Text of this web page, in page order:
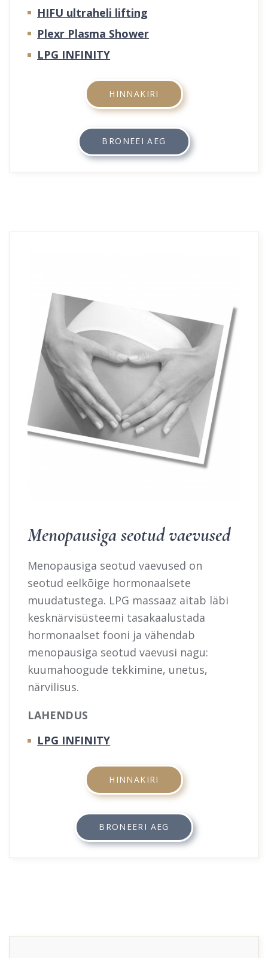
HIFU ultraheli lifting
Plexr Plasma Shower
LPG INFINITY
HINNAKIRI
BRONEEI AEG
Menopausiga seotud vaevused
Menopausiga seotud vaevused on
seotud eelkõige hormonaalsete
muudatustega. LPG massaaz aitab läbi
kesknärvisüsteemi tasakaalustada
hormonaalset fooni ja vähendab
menopausiga seotud vaevusi nagu:
kuumahoogude tekkimine, unetus,
närvilisus.
LAHENDUS
LPG INFINITY
HINNAKIRI
BRONEERI AEG